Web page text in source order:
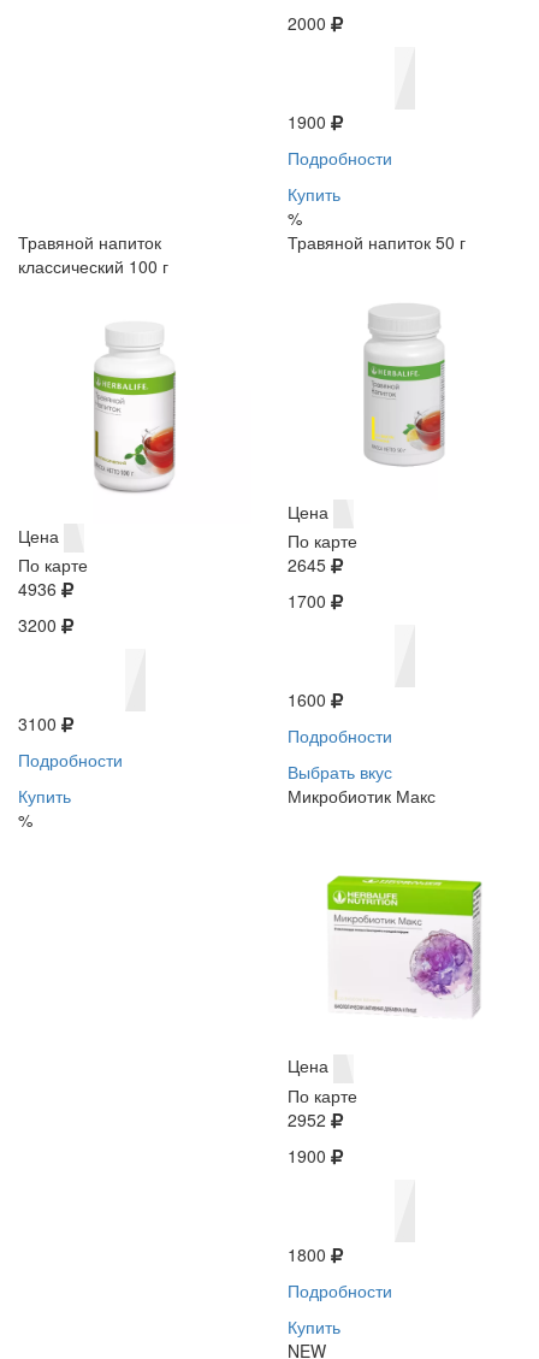
2000
1900
Подробности
Купить
%
Травяной напиток
классический 100 г
Цена
По карте
4936
3200
3100
Подробности
Купить
%
Травяной напиток 50 г
Цена
По карте
2645
1700
1600
Подробности
Выбрать вкус
Микробиотик Макс
Цена
По карте
2952
1900
1800
Подробности
Купить
NEW